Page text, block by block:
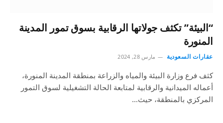
“البيئة” تكثف جولاتها الرقابية بسوق تمور المدينة
المنورة
عقارات السعودية مارس 28, 2024
كثف فرع وزارة البيئة والمياه والزراعة بمنطقة المدينة المنورة،
أعماله الميدانية والرقابية لمتابعة الحالة التشغيلية لسوق التمور
المركزي بالمنطقة، حيث…